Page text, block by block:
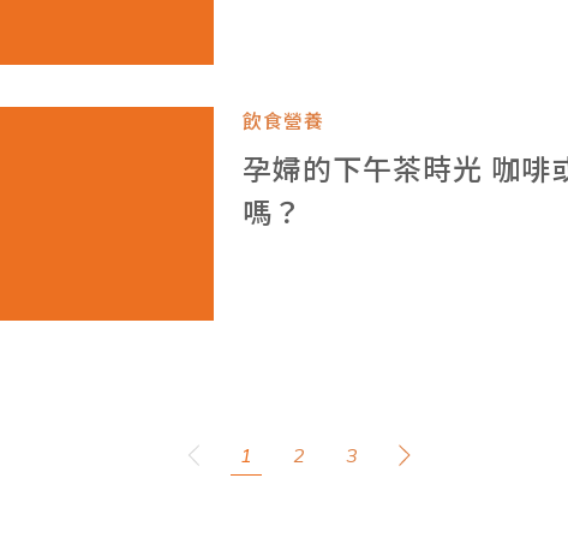
飲食營養
孕婦的下午茶時光 咖啡
嗎？
1 2 3